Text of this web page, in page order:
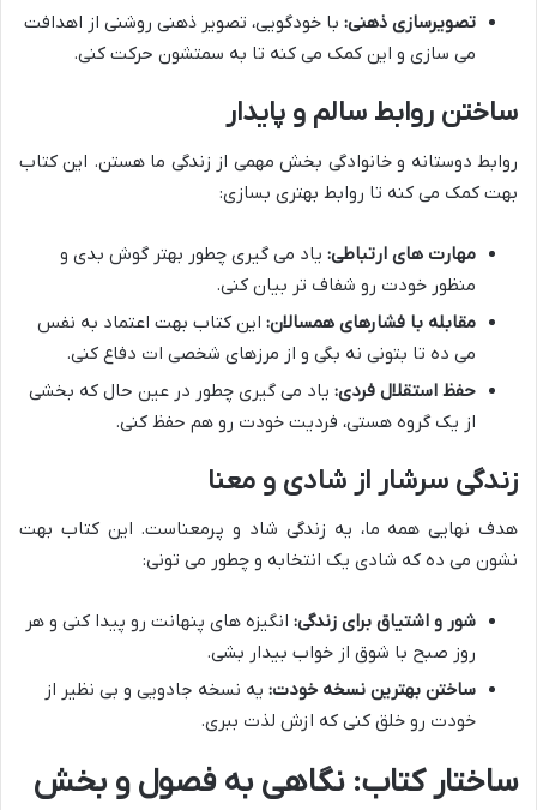
تصویرسازی ذهنی: با خودگویی، تصویر ذهنی روشنی از اهدافت
می سازی و این کمک می کنه تا به سمتشون حرکت کنی.
ساختن روابط سالم و پایدار
روابط دوستانه و خانوادگی بخش مهمی از زندگی ما هستن. این کتاب
بهت کمک می کنه تا روابط بهتری بسازی:
مهارت های ارتباطی: یاد می گیری چطور بهتر گوش بدی و
منظور خودت رو شفاف تر بیان کنی.
مقابله با فشارهای همسالان: این کتاب بهت اعتماد به نفس
می ده تا بتونی نه بگی و از مرزهای شخصی ات دفاع کنی.
حفظ استقلال فردی: یاد می گیری چطور در عین حال که بخشی
از یک گروه هستی، فردیت خودت رو هم حفظ کنی.
زندگی سرشار از شادی و معنا
هدف نهایی همه ما، یه زندگی شاد و پرمعناست. این کتاب بهت
نشون می ده که شادی یک انتخابه و چطور می تونی:
شور و اشتیاق برای زندگی: انگیزه های پنهانت رو پیدا کنی و هر
روز صبح با شوق از خواب بیدار بشی.
ساختن بهترین نسخه خودت: یه نسخه جادویی و بی نظیر از
خودت رو خلق کنی که ازش لذت ببری.
ساختار کتاب: نگاهی به فصول و بخش